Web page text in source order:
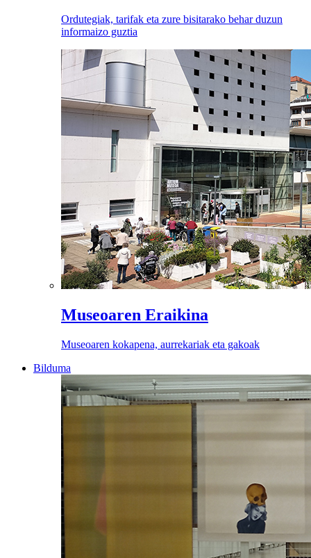
Ordutegiak, tarifak eta zure bisitarako behar duzun
informaizo guztia
Museoaren Eraikina
Museoaren kokapena, aurrekariak eta gakoak
Bilduma